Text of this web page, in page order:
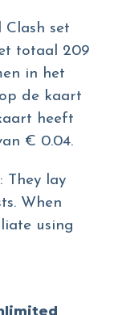
set
totaal 209
in het
de kaart
heeft
€ 0.04.
They lay
When
using